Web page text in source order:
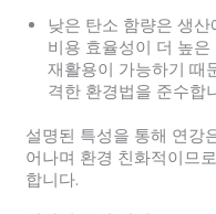
낮은 탄소 함량은 생
비용 효율성이 더 높
재활용이 가능하기 때
격한 환경법을 준수합
설명된 특성을 통해 연강
어나며 환경 친화적이므
합니다.